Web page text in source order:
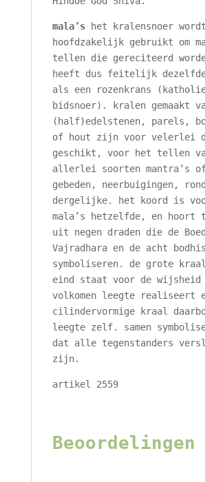
mala’shet kralensnoer wordt
hoofdzakelijk gebruikt om
tellen die gereciteerd
heeft dus feitelijk
als een rozenkrans
bidsnoer). kralen gemaakt
(half)edelstenen, parels,
of hout zijn voor velerlei
geschikt, voor het tellen
allerlei soorten mantra’s
gebeden, neerbuigingen,
dergelijke. het koord is
mala’s hetzelfde, en hoort
uit negen draden die de
Vajradhara en de acht
symboliseren. de grote
eind staat voor de wijsheid
volkomen leegte realiseert
cilindervormige kraal
leegte zelf. samen
dat alle tegenstanders
zijn.
artikel 2559
Beoordelingen